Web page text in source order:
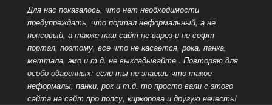
Для нас показалось, что нет необходимости
предупреждать, что портал неформальный, а не
попсовый, а также наш сайт не варез и не софт
портал, поэтому, все что не касается, рока, панка,
меттала, эмо и т.д. не выкладывайте . Повторяю для
особо одаренных: если ты не знаешь что такое
неформалы, панки, рок и т.д. то просто вали с этого
сайта на сайт про попсу, киркорова и другую нечесть!